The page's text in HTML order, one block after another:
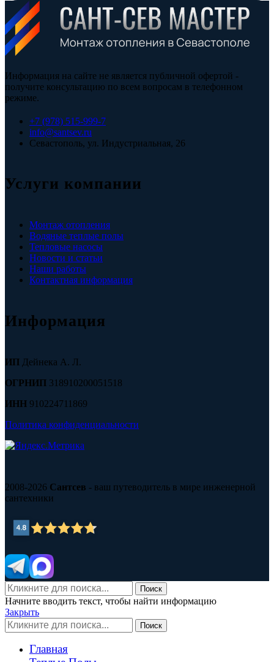
Информация на сайте не является публичной офертой -
получите консультацию по всем вопросам в телефонном
режиме.
+7 (978) 515-999-7
info@santsev.ru
Севастополь, ул. Индустриальная, 26
Услуги компании
Монтаж отопления
Водяные теплые полы
Тепловые насосы
Новости и статьи
Наши работы
Контактная информация
Информация
ИП Дейнека А. Л.
ОГРНИП 318910200051518
ИНН 910224711869
Политика конфиденциальности
2008-2026 Сантсев - ваш путеводитель в мире инженерной
сантехники
Поиск
Начните вводить текст, чтобы найти информацию
Закрыть
Поиск
Главная